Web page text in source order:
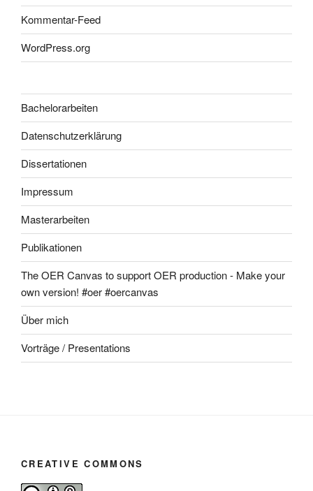
Kommentar-Feed
WordPress.org
Bachelorarbeiten
Datenschutzerklärung
Dissertationen
Impressum
Masterarbeiten
Publikationen
The OER Canvas to support OER production - Make your
own version! #oer #oercanvas
Über mich
Vorträge / Presentations
CREATIVE COMMONS